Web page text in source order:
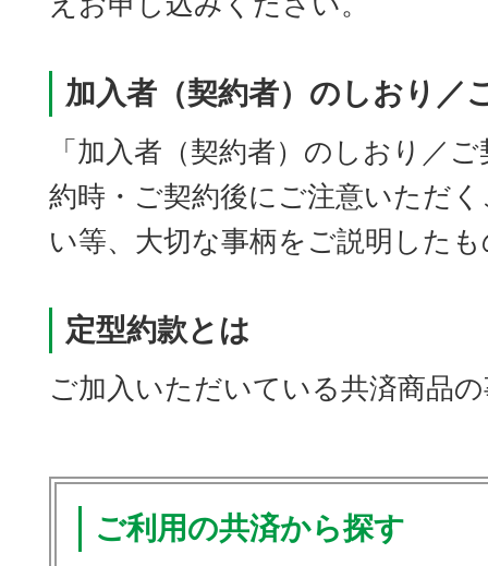
加入者（契約者）のしおり／
「加入者（契約者）のしおり／
約時・ご契約後にご注意いただ
い等、大切な事柄をご説明した
定型約款とは
ご加入いただいている共済商品
ご利用の共済から探す